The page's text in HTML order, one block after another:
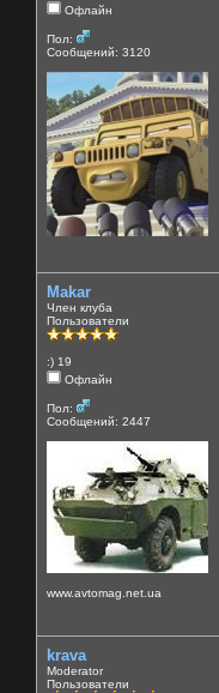
Офлайн
Пол:
Сообщений: 3120
Makar
Член клуба
Пользователи
:) 19
Офлайн
Пол:
Сообщений: 2447
www.avtomag.net.ua
krava
Moderator
Пользователи